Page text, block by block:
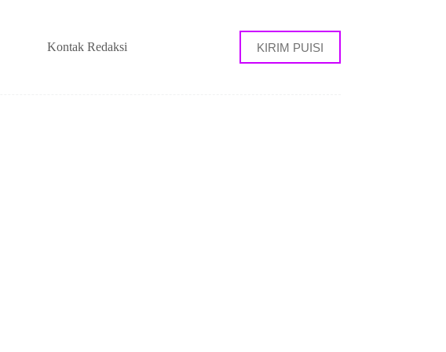
Kontak Redaksi KIRIM PUISI